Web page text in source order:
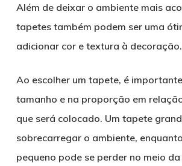
Além de deixar o ambiente mais
tapetes também podem ser uma
adicionar cor e textura à decoração.
Ao escolher um tapete, é
tamanho e na proporção em
que será colocado. Um tapete
sobrecarregar o ambiente,
pequeno pode se perder no meio